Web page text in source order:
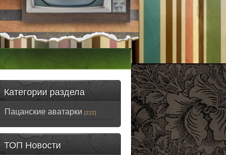
Категории раздела
Пацанские аватарки [222]
ТОП Новости